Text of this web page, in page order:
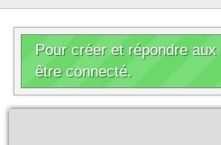
Pour créer et répondre
être connecté.